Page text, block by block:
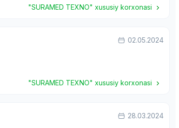
"SURAMED TEXNO" xususiy korxonasi
02.05.2024
"SURAMED TEXNO" xususiy korxonasi
28.03.2024